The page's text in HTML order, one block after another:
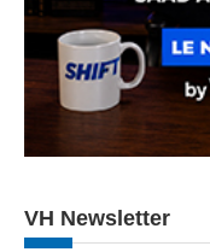
VH Newsletter